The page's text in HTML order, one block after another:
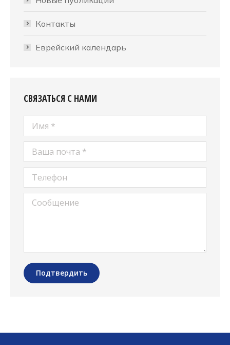
Контакты
Еврейский календарь
СВЯЗАТЬСЯ С НАМИ
Имя *
Ваша почта *
Телефон
Сообщение
Подтвердить